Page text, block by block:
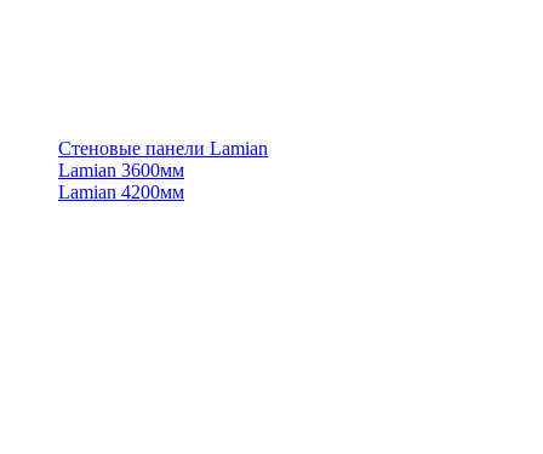
Стеновые панели Lamian
Lamian 3600мм
Lamian 4200мм